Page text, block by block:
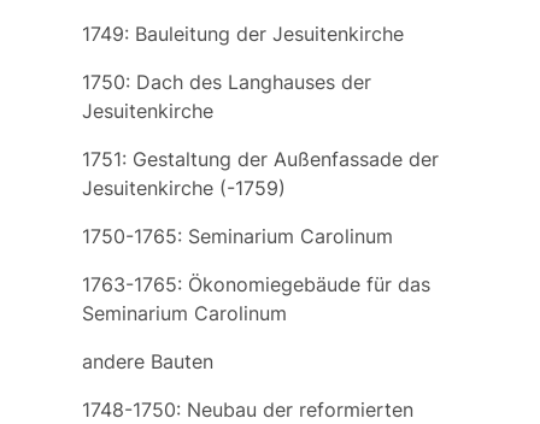
1749: Bauleitung der Jesuitenkirche
1750: Dach des Langhauses der
Jesuitenkirche
1751: Gestaltung der Außenfassade der
Jesuitenkirche (-1759)
1750-1765: Seminarium Carolinum
1763-1765: Ökonomiegebäude für das
Seminarium Carolinum
andere Bauten
1748-1750: Neubau der reformierten